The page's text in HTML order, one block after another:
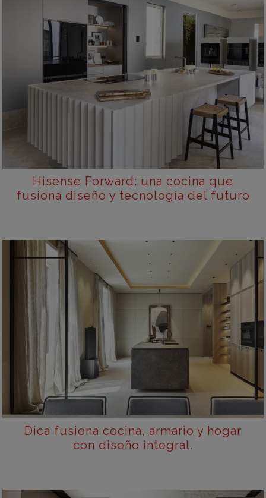
Hisense Forward: una cocina que
fusiona diseño y tecnología del futuro
Dica fusiona cocina, armario y hogar
con diseño integral.